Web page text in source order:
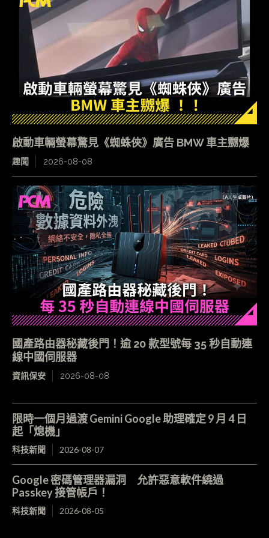
啟動車輛螢幕驚見《蜘蛛俠》廣告 BMW 車主嬲爆
趣聞 2026-08-08
國產路由器秘藏後門！逾 20 款型號每 35 秒自動連
線中國伺服器
資訊保安 2026-08-08
限時一個月過渡 Gemini Google 助理確定 9 月 4 日
起「熄機」
科技新聞 2026-08-07
Google 密碼管理器漏洞 允許惡意軟件繞過
Passkey 接管帳戶！
科技新聞 2026-08-05